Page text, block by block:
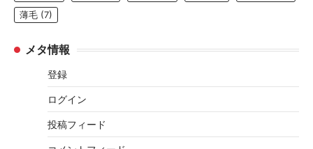
薄毛 (7)
メタ情報
登録
ログイン
投稿フィード